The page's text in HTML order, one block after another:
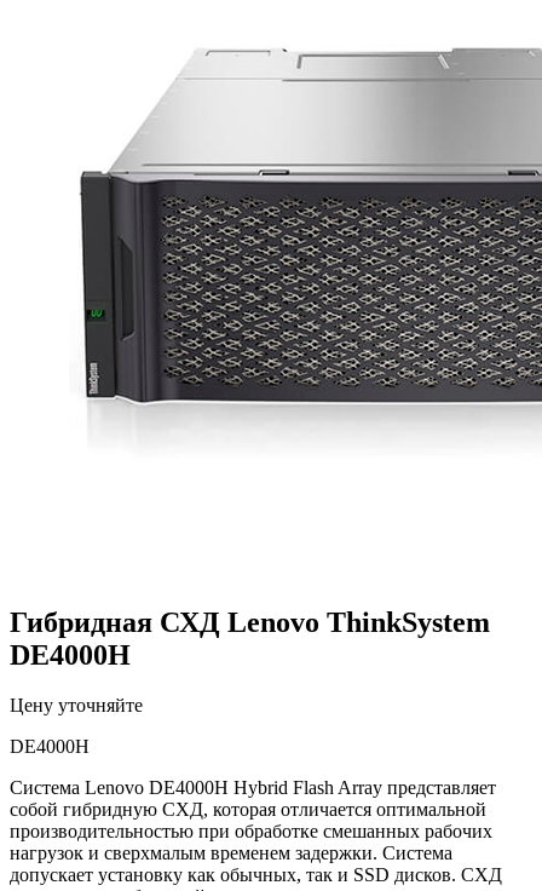
Гибридная СХД Lenovo ThinkSystem
DE4000H
Цену уточняйте
DE4000H
Система Lenovo DE4000H Hybrid Flash Array представляет
собой гибридную СХД, которая отличается оптимальной
производительностью при обработке смешанных рабочих
нагрузок и сверхмалым временем задержки. Система
допускает установку как обычных, так и SSD дисков. СХД